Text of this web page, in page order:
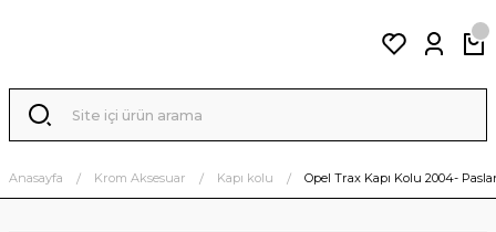
Anasayfa Krom Aksesuar Kapı kolu Opel Trax Kapı Kolu 2004-